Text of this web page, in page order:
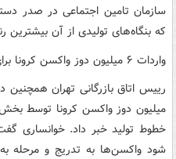
سازمان تامین اجتماعی در صدر
که بنگاه‌های تولیدی از آن بیشترین
واردات ۶ میلیون دوز واکسن کرونا برای کارگران خط تولید
رییس اتاق بازرگانی تهران همچنین
میلیون دوز واکسن کرونا توسط
خطوط تولید خبر داد. خوانساری
شود واکسن‌ها به تدریج و مرحله